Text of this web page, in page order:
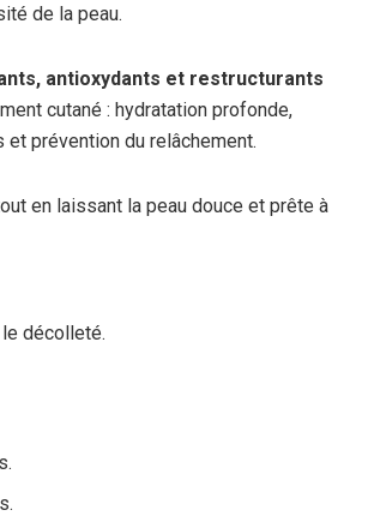
de la peau.
antioxydants et restructurants
cutané : hydratation profonde,
prévention du relâchement.
en laissant la peau douce et prête à
décolleté.